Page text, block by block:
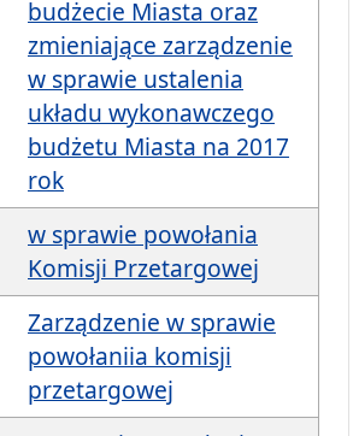
budżecie Miasta oraz
zmieniające zarządzenie
w sprawie ustalenia
układu wykonawczego
budżetu Miasta na 2017
rok
w sprawie powołania
Komisji Przetargowej
Zarządzenie w sprawie
powołaniia komisji
przetargowej